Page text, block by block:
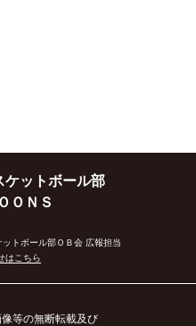
ケットボール部
ＯＮＳ
ットボール部ＯＢ会 広報担当
はこちら
等の無断転載及び